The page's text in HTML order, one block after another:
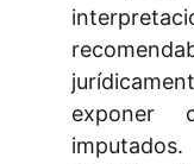
exponer
imputados.